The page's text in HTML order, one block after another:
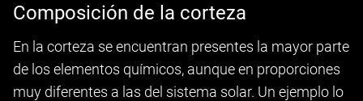
Composición de la corteza
En la corteza se encuentran presentes la mayor parte
de los elementos químicos, aunque en proporciones
muy diferentes a las del sistema solar. Un ejemplo lo